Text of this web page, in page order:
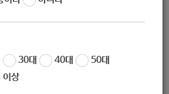
30대 40대
50대
이상